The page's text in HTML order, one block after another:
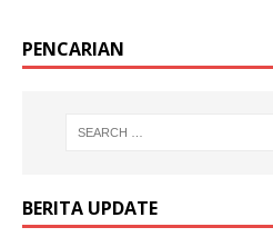
PENCARIAN
BERITA UPDATE